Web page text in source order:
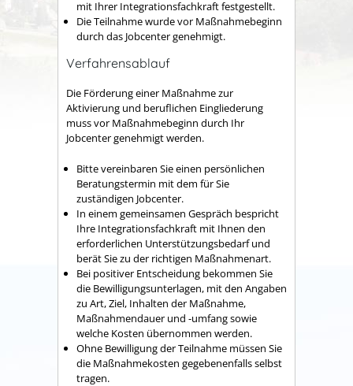
mit Ihrer Integrationsfachkraft festgestellt.
Die Teilnahme wurde vor Maßnahmebeginn
durch das Jobcenter genehmigt.
Verfahrensablauf
Die Förderung einer Maßnahme zur
Aktivierung und beruflichen Eingliederung
muss vor Maßnahmebeginn durch Ihr
Jobcenter genehmigt werden.
Bitte vereinbaren Sie einen persönlichen
Beratungstermin mit dem für Sie
zuständigen Jobcenter.
In einem gemeinsamen Gespräch bespricht
Ihre Integrationsfachkraft mit Ihnen den
erforderlichen Unterstützungsbedarf und
berät Sie zu der richtigen Maßnahmenart.
Bei positiver Entscheidung bekommen Sie
die Bewilligungsunterlagen, mit den Angaben
zu Art, Ziel, Inhalten der Maßnahme,
Maßnahmendauer und -umfang sowie
welche Kosten übernommen werden.
Ohne Bewilligung der Teilnahme müssen Sie
die Maßnahmekosten gegebenenfalls selbst
tragen.